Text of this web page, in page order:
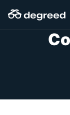
Inhalt
wechseln